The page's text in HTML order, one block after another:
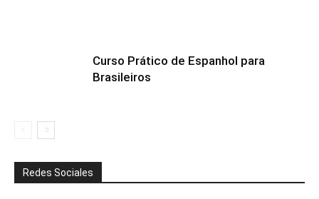
Curso Prático de Espanhol para
Brasileiros
Redes Sociales